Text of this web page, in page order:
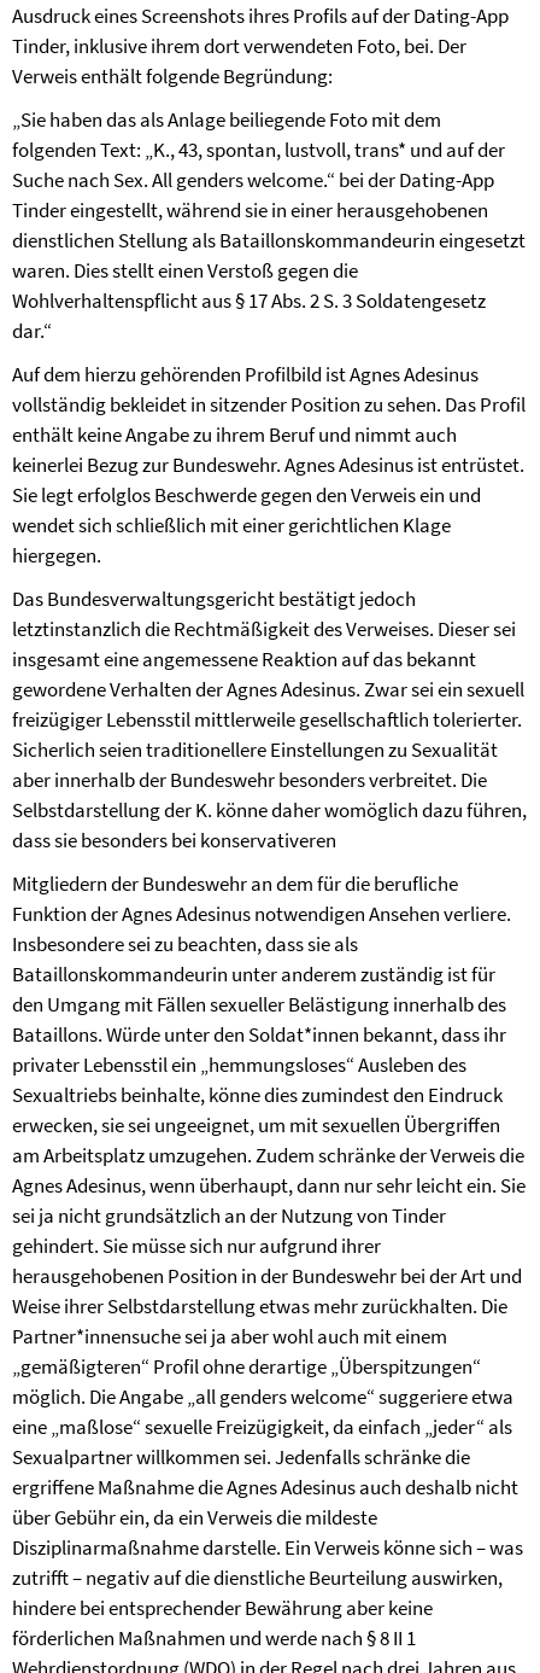
Ausdruck eines Screenshots ihres Profils auf der Dating-App
Tinder, inklusive ihrem dort verwendeten Foto, bei. Der
Verweis enthält folgende Begründung:
„Sie haben das als Anlage beiliegende Foto mit dem
folgenden Text: „K., 43, spontan, lustvoll, trans* und auf der
Suche nach Sex. All genders welcome.“ bei der Dating-App
Tinder eingestellt, während sie in einer herausgehobenen
dienstlichen Stellung als Bataillonskommandeurin eingesetzt
waren. Dies stellt einen Verstoß gegen die
Wohlverhaltenspflicht aus § 17 Abs. 2 S. 3 Soldatengesetz
dar.“
Auf dem hierzu gehörenden Profilbild ist Agnes Adesinus
vollständig bekleidet in sitzender Position zu sehen. Das Profil
enthält keine Angabe zu ihrem Beruf und nimmt auch
keinerlei Bezug zur Bundeswehr. Agnes Adesinus ist entrüstet.
Sie legt erfolglos Beschwerde gegen den Verweis ein und
wendet sich schließlich mit einer gerichtlichen Klage
hiergegen.
Das Bundesverwaltungsgericht bestätigt jedoch
letztinstanzlich die Rechtmäßigkeit des Verweises. Dieser sei
insgesamt eine angemessene Reaktion auf das bekannt
gewordene Verhalten der Agnes Adesinus. Zwar sei ein sexuell
freizügiger Lebensstil mittlerweile gesellschaftlich tolerierter.
Sicherlich seien traditionellere Einstellungen zu Sexualität
aber innerhalb der Bundeswehr besonders verbreitet. Die
Selbstdarstellung der K. könne daher womöglich dazu führen,
dass sie besonders bei konservativeren
Mitgliedern der Bundeswehr an dem für die berufliche
Funktion der Agnes Adesinus notwendigen Ansehen verliere.
Insbesondere sei zu beachten, dass sie als
Bataillonskommandeurin unter anderem zuständig ist für
den Umgang mit Fällen sexueller Belästigung innerhalb des
Bataillons. Würde unter den Soldat*innen bekannt, dass ihr
privater Lebensstil ein „hemmungsloses“ Ausleben des
Sexualtriebs beinhalte, könne dies zumindest den Eindruck
erwecken, sie sei ungeeignet, um mit sexuellen Übergriffen
am Arbeitsplatz umzugehen. Zudem schränke der Verweis die
Agnes Adesinus, wenn überhaupt, dann nur sehr leicht ein. Sie
sei ja nicht grundsätzlich an der Nutzung von Tinder
gehindert. Sie müsse sich nur aufgrund ihrer
herausgehobenen Position in der Bundeswehr bei der Art und
Weise ihrer Selbstdarstellung etwas mehr zurückhalten. Die
Partner*innensuche sei ja aber wohl auch mit einem
„gemäßigteren“ Profil ohne derartige „Überspitzungen“
möglich. Die Angabe „all genders welcome“ suggeriere etwa
eine „maßlose“ sexuelle Freizügigkeit, da einfach „jeder“ als
Sexualpartner willkommen sei. Jedenfalls schränke die
ergriffene Maßnahme die Agnes Adesinus auch deshalb nicht
über Gebühr ein, da ein Verweis die mildeste
Disziplinarmaßnahme darstelle. Ein Verweis könne sich – was
zutrifft – negativ auf die dienstliche Beurteilung auswirken,
hindere bei entsprechender Bewährung aber keine
förderlichen Maßnahmen und werde nach § 8 II 1